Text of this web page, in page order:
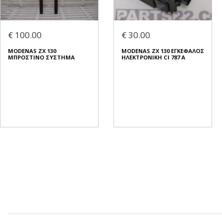
€ 100.00
MODENAS ZX 130
ΜΠΡΟΣΤΙΝΟ ΣΥΣΤΗΜΑ
€ 30.00
MODENAS ZX 130 ΕΓΚΕΦΑΛΟΣ
ΗΛΕΚΤΡΟΝΙΚΗ CI 787 A